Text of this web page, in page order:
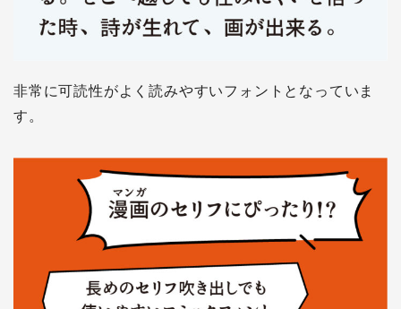
非常に可読性がよく読みやすいフォントとなっていま
す。